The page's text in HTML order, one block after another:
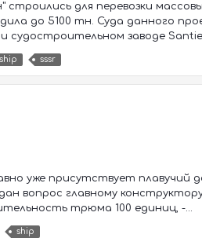
строились для перевозки
до 5100 тн. Суда данного
судостроительном заводе
ship sssr
уже присутствует
вопрос главному
трюма 100 единиц, -...
ship